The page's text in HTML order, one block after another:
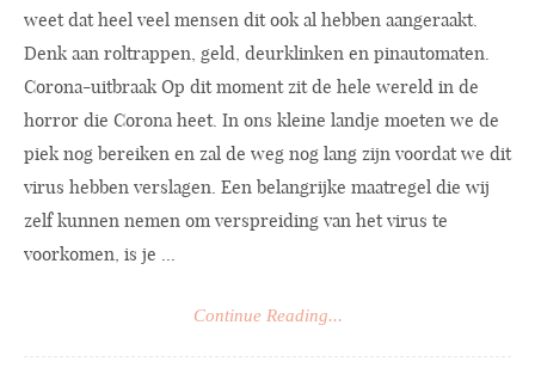
weet dat heel veel mensen dit ook al hebben aangeraakt.
Denk aan roltrappen, geld, deurklinken en pinautomaten.
Corona-uitbraak Op dit moment zit de hele wereld in de
horror die Corona heet. In ons kleine landje moeten we de
piek nog bereiken en zal de weg nog lang zijn voordat we dit
virus hebben verslagen. Een belangrijke maatregel die wij
zelf kunnen nemen om verspreiding van het virus te
voorkomen, is je ...
Continue Reading...